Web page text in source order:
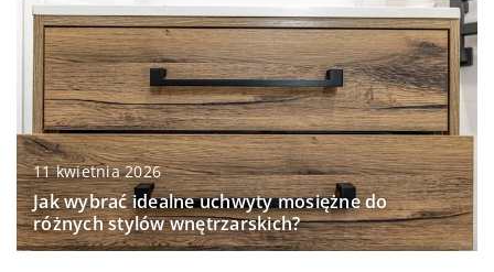
11 kwietnia 2026
Jak wybrać idealne uchwyty mosiężne do
różnych stylów wnętrzarskich?